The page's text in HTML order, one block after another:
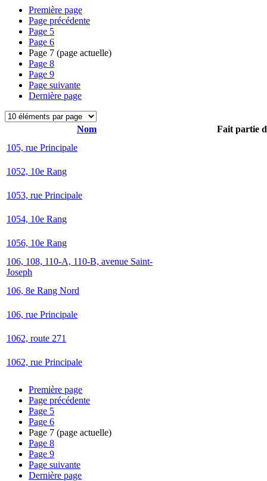
Première page
Page précédente
Page 5
Page 6
Page 7 (page actuelle)
Page 8
Page 9
Page suivante
Dernière page
Nom
Fait partie
105, rue Principale
1052, 10e Rang
1053, rue Principale
1054, 10e Rang
1056, 10e Rang
106, 108, 110-A, 110-B, avenue Saint-
Joseph
106, 8e Rang Nord
106, rue Principale
1062, route 271
1062, rue Principale
Première page
Page précédente
Page 5
Page 6
Page 7 (page actuelle)
Page 8
Page 9
Page suivante
Dernière page